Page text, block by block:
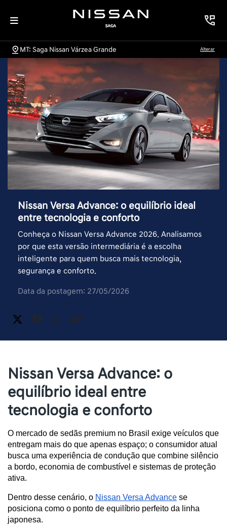
MT: Saga Nissan Várzea Grande Alterar
Nissan Versa Advance: o equilíbrio ideal
entre tecnologia e conforto
Conheça o Nissan Versa Advance 2026. Analisamos
por que esta versão intermediária é a escolha
inteligente para quem busca mais tecnologia,
segurança e conforto.
Data da postagem: 27/05/2026
Nissan Versa Advance: o
equilíbrio ideal entre
tecnologia e conforto
O mercado de sedãs premium no Brasil exige veículos que
entregam mais do que apenas espaço; o consumidor atual
busca uma experiência de condução que combine silêncio
a bordo, economia de combustível e sistemas de proteção
ativa.
Dentro desse cenário, o Nissan Versa Advance se
posiciona como o ponto de equilíbrio perfeito da linha
japonesa.